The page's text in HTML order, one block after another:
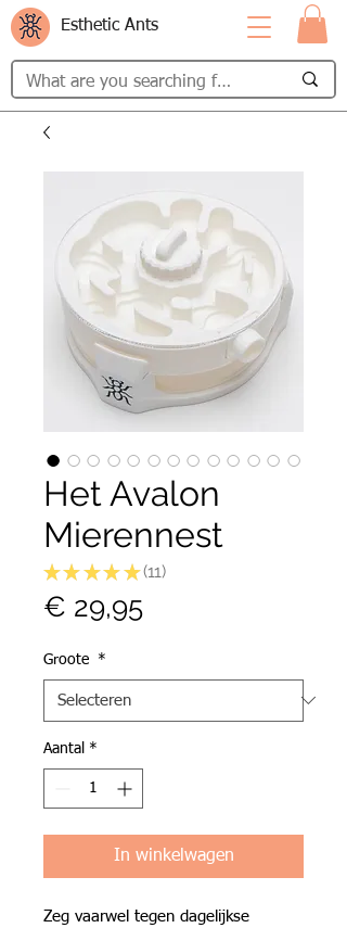
Esthetic Ants
Het Avalon
Mierennest
★ ★ ★ ★ ★ 11
11
€ 29,95Prijs
Groote *
Aantal *
In winkelwagen
Zeg vaarwel tegen dagelijkse